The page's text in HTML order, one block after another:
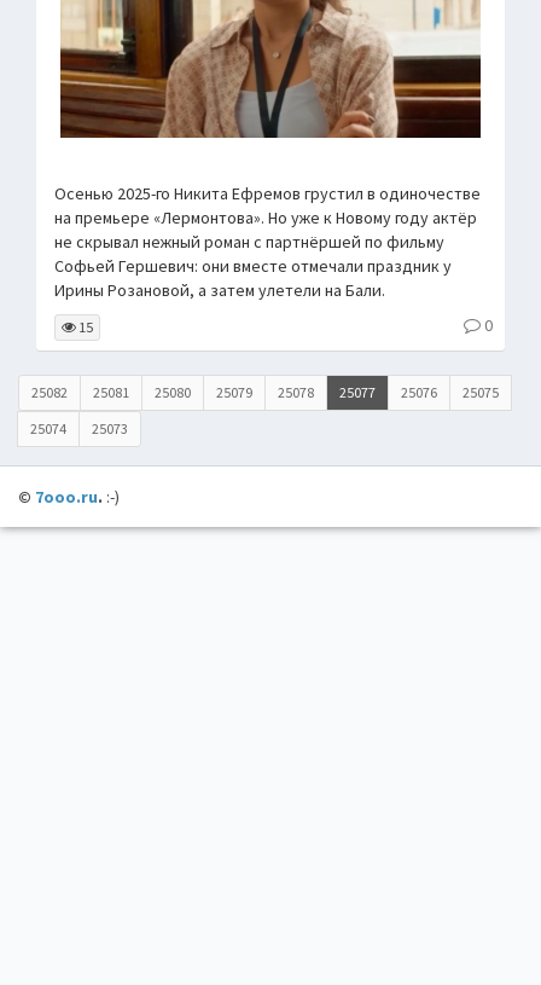
Осенью 2025-го Никита Ефремов грустил в одиночестве
на премьере «Лермонтова». Но уже к Новому году актёр
не скрывал нежный роман с партнёршей по фильму
Софьей Гершевич: они вместе отмечали праздник у
Ирины Розановой, а затем улетели на Бали.
15 0
25082 25081 25080 25079 25078 25077 25076
25075
25074
25073
© 7ooo.ru. :-)